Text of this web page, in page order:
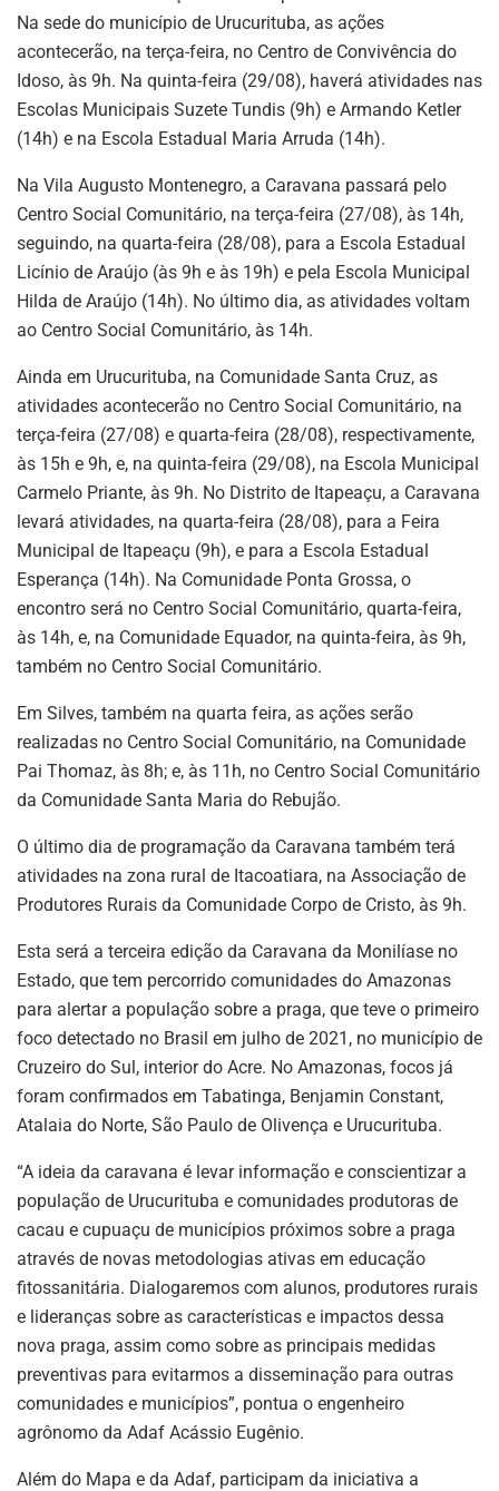
Na sede do município de Urucurituba, as ações
acontecerão, na terça-feira, no Centro de Convivência do
Idoso, às 9h. Na quinta-feira (29/08), haverá atividades nas
Escolas Municipais Suzete Tundis (9h) e Armando Ketler
(14h) e na Escola Estadual Maria Arruda (14h).
Na Vila Augusto Montenegro, a Caravana passará pelo
Centro Social Comunitário, na terça-feira (27/08), às 14h,
seguindo, na quarta-feira (28/08), para a Escola Estadual
Licínio de Araújo (às 9h e às 19h) e pela Escola Municipal
Hilda de Araújo (14h). No último dia, as atividades voltam
ao Centro Social Comunitário, às 14h.
Ainda em Urucurituba, na Comunidade Santa Cruz, as
atividades acontecerão no Centro Social Comunitário, na
terça-feira (27/08) e quarta-feira (28/08), respectivamente,
às 15h e 9h, e, na quinta-feira (29/08), na Escola Municipal
Carmelo Priante, às 9h. No Distrito de Itapeaçu, a Caravana
levará atividades, na quarta-feira (28/08), para a Feira
Municipal de Itapeaçu (9h), e para a Escola Estadual
Esperança (14h). Na Comunidade Ponta Grossa, o
encontro será no Centro Social Comunitário, quarta-feira,
às 14h, e, na Comunidade Equador, na quinta-feira, às 9h,
também no Centro Social Comunitário.
Em Silves, também na quarta feira, as ações serão
realizadas no Centro Social Comunitário, na Comunidade
Pai Thomaz, às 8h; e, às 11h, no Centro Social Comunitário
da Comunidade Santa Maria do Rebujão.
O último dia de programação da Caravana também terá
atividades na zona rural de Itacoatiara, na Associação de
Produtores Rurais da Comunidade Corpo de Cristo, às 9h.
Esta será a terceira edição da Caravana da Monilíase no
Estado, que tem percorrido comunidades do Amazonas
para alertar a população sobre a praga, que teve o primeiro
foco detectado no Brasil em julho de 2021, no município de
Cruzeiro do Sul, interior do Acre. No Amazonas, focos já
foram confirmados em Tabatinga, Benjamin Constant,
Atalaia do Norte, São Paulo de Olivença e Urucurituba.
“A ideia da caravana é levar informação e conscientizar a
população de Urucurituba e comunidades produtoras de
cacau e cupuaçu de municípios próximos sobre a praga
através de novas metodologias ativas em educação
fitossanitária. Dialogaremos com alunos, produtores rurais
e lideranças sobre as características e impactos dessa
nova praga, assim como sobre as principais medidas
preventivas para evitarmos a disseminação para outras
comunidades e municípios”, pontua o engenheiro
agrônomo da Adaf Acássio Eugênio.
Além do Mapa e da Adaf, participam da iniciativa a